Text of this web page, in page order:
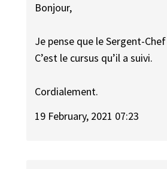
Bonjour,
Je pense que le Sergent-
C’est le cursus qu’il a suivi.
Cordialement.
19 February, 2021 07:23